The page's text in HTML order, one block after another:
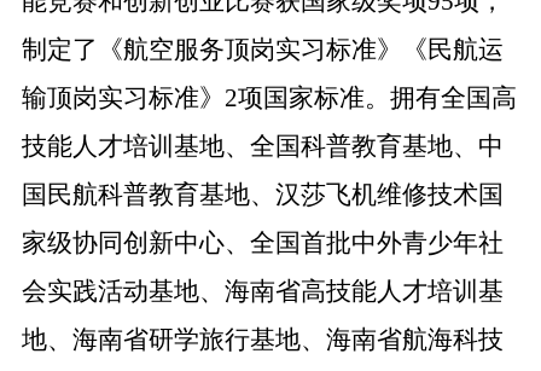
制定了《航空服务顶岗实习标准》《民航运
输顶岗实习标准》2项国家标准。 拥有全国高
技能人才培训基地、 全国科普教育基地、中
国民航科普教育基地、汉莎飞机维修技术国
家级协同创新中心、全国首批中外青少年社
会实践活动基地、海南省高技能人才培训基
地、海南省研学旅行基地、海南省航海科技